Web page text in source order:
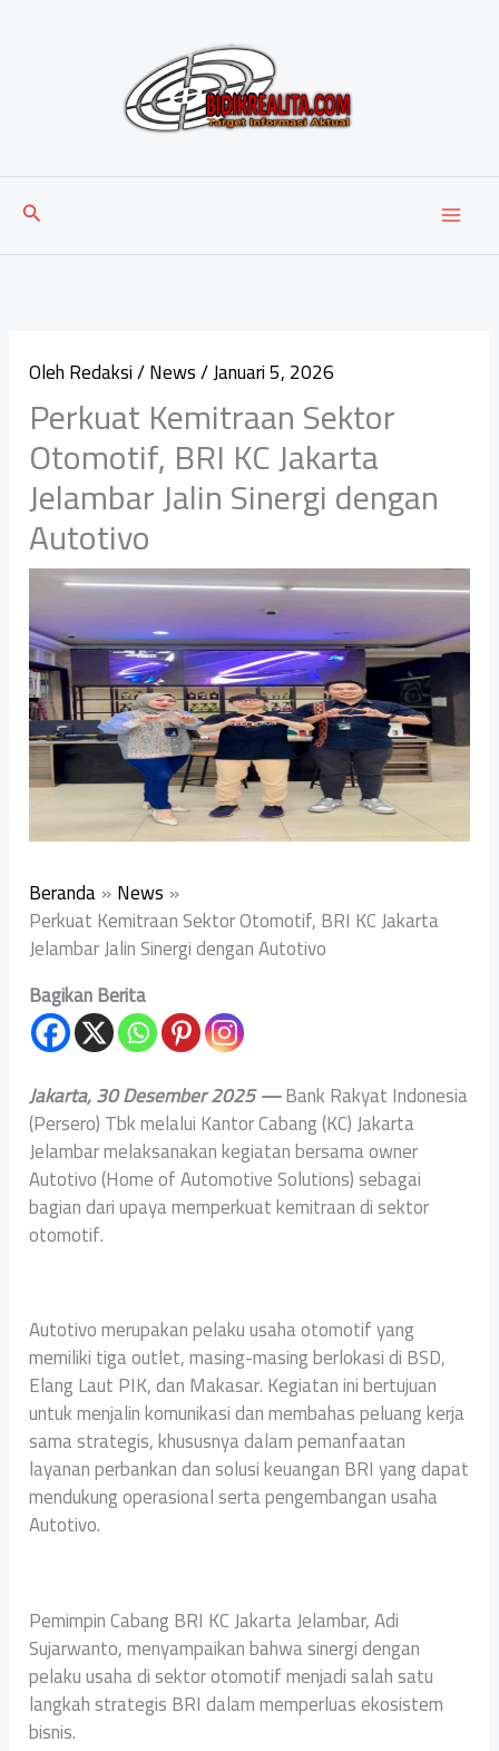
Cari
OlehRedaksi/News/Januari 5, 2026
Perkuat Kemitraan Sektor
Otomotif, BRI KC Jakarta
Jelambar Jalin Sinergi dengan
Autotivo
Beranda News
Perkuat Kemitraan Sektor Otomotif, BRI KC Jakarta
Jelambar Jalin Sinergi dengan Autotivo
Bagikan Berita
Jakarta, 30 Desember 2025 —Bank Rakyat Indonesia
(Persero) Tbk melalui Kantor Cabang (KC) Jakarta
Jelambar melaksanakan kegiatan bersama owner
Autotivo (Home of Automotive Solutions) sebagai
bagian dari upaya memperkuat kemitraan di sektor
otomotif.
Autotivo merupakan pelaku usaha otomotif yang
memiliki tiga outlet, masing-masing berlokasi di BSD,
Elang Laut PIK, dan Makasar. Kegiatan ini bertujuan
untuk menjalin komunikasi dan membahas peluang kerja
sama strategis, khususnya dalam pemanfaatan
layanan perbankan dan solusi keuangan BRI yang dapat
mendukung operasional serta pengembangan usaha
Autotivo.
Pemimpin Cabang BRI KC Jakarta Jelambar, Adi
Sujarwanto, menyampaikan bahwa sinergi dengan
pelaku usaha di sektor otomotif menjadi salah satu
langkah strategis BRI dalam memperluas ekosistem
bisnis.